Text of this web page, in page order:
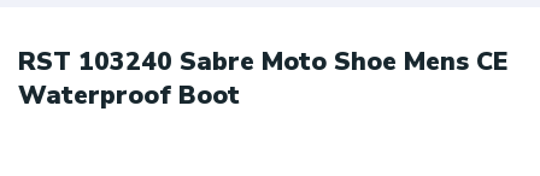
RST 103240 Sabre Moto Shoe Mens CE
Waterproof Boot